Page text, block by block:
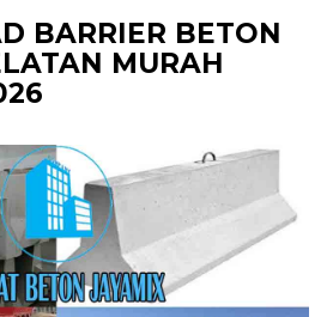
BARRIER BETON
MURAH